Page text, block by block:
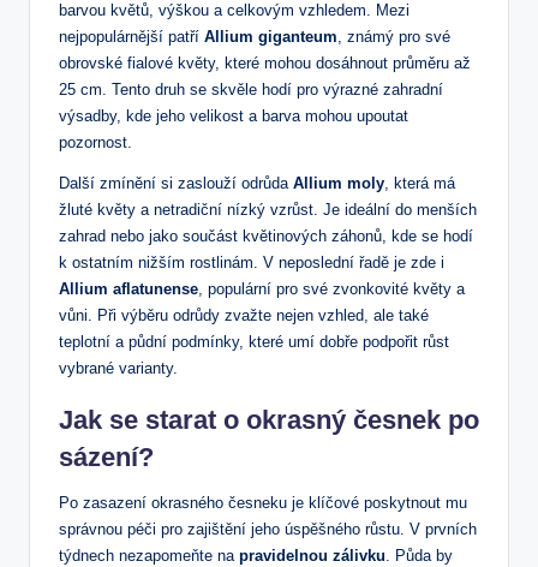
‍barvou květů, výškou a celkovým vzhledem. Mezi
nejpopulárnější⁣ patří Allium giganteum, známý⁣ pro‌ své
obrovské‍ fialové květy, které mohou dosáhnout průměru až
25 cm.⁣ Tento druh se ⁣skvěle hodí pro výrazné zahradní
výsadby, kde⁣ jeho velikost a‌ barva mohou upoutat
⁣pozornost.
Další zmínění si zaslouží odrůda Allium moly, která má‌
žluté květy a ⁣netradiční ⁣nízký⁣ vzrůst. Je ideální do menších
zahrad nebo jako ⁣součást květinových záhonů,‍ kde se hodí
k ostatním nižším rostlinám. V neposlední řadě je zde i
Allium⁢ aflatunense, populární ‌pro své zvonkovité květy a
vůni. Při výběru odrůdy zvažte nejen vzhled, ale také
teplotní a půdní podmínky, které umí dobře podpořit růst
⁤vybrané varianty.
Jak⁤ se starat o okrasný⁣ česnek po
sázení?
Po zasazení okrasného česneku je klíčové poskytnout mu‍
správnou péči pro zajištění jeho úspěšného ‍růstu. V prvních
týdnech nezapomeňte‌ na​ pravidelnou zálivku. Půda by⁢